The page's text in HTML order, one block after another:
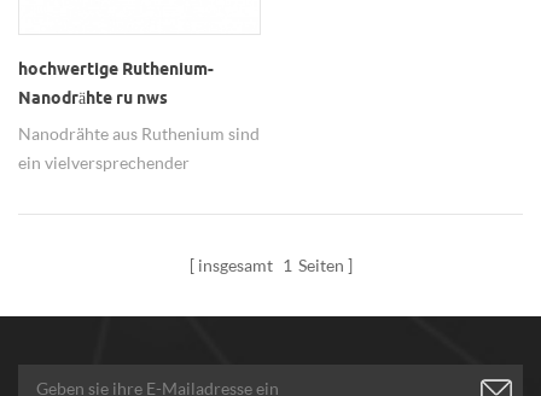
hochwertige Ruthenium-
Nanodrähte ru nws
Nanodrähte aus Ruthenium sind
ein vielversprechender
des intrinsischen Verhaltens
insgesamt 1 Seiten